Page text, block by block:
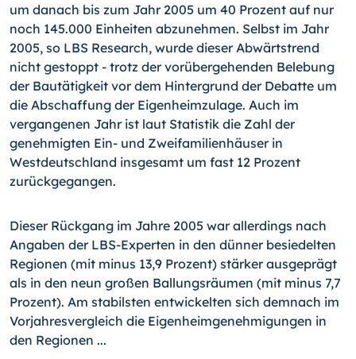
um danach bis zum Jahr 2005 um 40 Prozent auf nur
noch 145.000 Einheiten abzunehmen. Selbst im Jahr
2005, so LBS Research, wurde dieser Abwärtstrend
nicht gestoppt - trotz der vorübergehenden Belebung
der Bautätigkeit vor dem Hintergrund der Debatte um
die Abschaffung der Eigenheimzulage. Auch im
vergangenen Jahr ist laut Statistik die Zahl der
genehmigten Ein- und Zweifamilienhäuser in
Westdeutschland insgesamt um fast 12 Prozent
zurückgegangen.
Dieser Rückgang im Jahre 2005 war allerdings nach
Angaben der LBS-Experten in den dünner besiedelten
Regionen (mit minus 13,9 Prozent) stärker ausgeprägt
als in den neun großen Ballungsräumen (mit minus 7,7
Prozent). Am stabilsten entwickelten sich demnach im
Vorjahresvergleich die Eigenheimgenehmigungen in
den Regionen ...